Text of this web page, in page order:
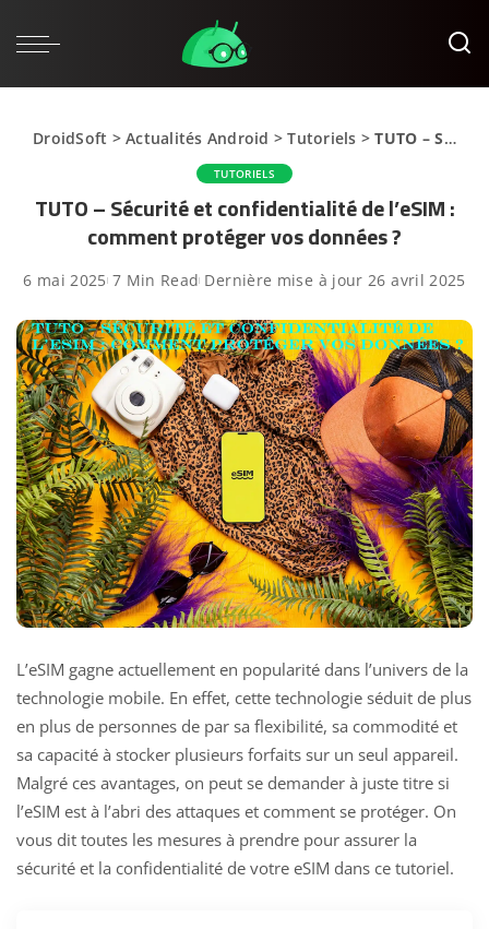
DroidSoft >Actualités Android >Tutoriels >TUTO – Sécurité et confidentialité de l’eSIM : comment protéger vos données ?
TUTORIELS
TUTO – Sécurité et confidentialité de l’eSIM :
comment protéger vos données ?
6 mai 2025 7 Min Read Dernière mise à jour 26 avril 2025
L’eSIM gagne actuellement en popularité dans l’univers de la
technologie mobile. En effet, cette technologie séduit de plus
en plus de personnes de par sa flexibilité, sa commodité et
sa capacité à stocker plusieurs forfaits sur un seul appareil.
Malgré ces avantages, on peut se demander à juste titre si
l’eSIM est à l’abri des attaques et comment se protéger. On
vous dit toutes les mesures à prendre pour assurer la
sécurité et la confidentialité de votre eSIM dans ce tutoriel.